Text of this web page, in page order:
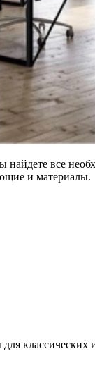
все
и материалы.
классических